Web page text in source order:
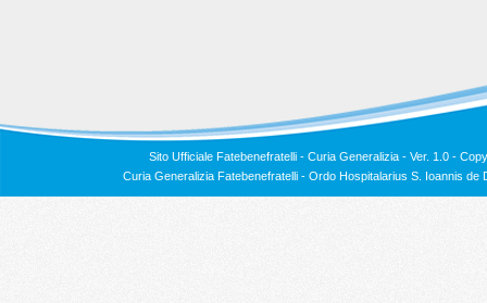
Sito Ufficiale Fatebenefratelli - Curia Generalizia - Ver. 1.0 -
Curia Generalizia Fatebenefratelli - Ordo Hospitalarius S. Ioannis